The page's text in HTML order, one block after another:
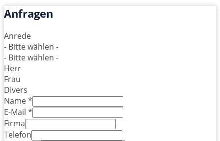
Anfragen
Anrede
- Bitte wählen -
- Bitte wählen -
Herr
Frau
Divers
Name *
E-Mail *
Firma
Telefon